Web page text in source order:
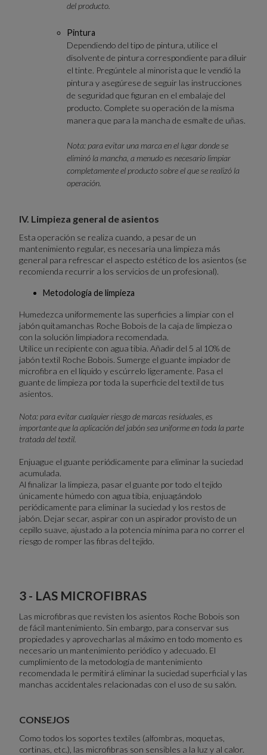
del producto.
Pintura
Dependiendo del tipo de pintura, utilice el
disolvente de pintura correspondiente para diluir
el tinte. Pregúntele al minorista que le vendió la
pintura y asegúrese de seguir las instrucciones
de seguridad que figuran en el embalaje del
producto. Complete su operación de la misma
manera que para la mancha de esmalte de uñas.
Nota: para evitar una marca en el lugar donde se
eliminó la mancha, a menudo es necesario limpiar
completamente el producto sobre el que se realizó la
operación.
IV. Limpieza general de asientos
Esta operación se realiza cuando, a pesar de un
mantenimiento regular, es necesaria una limpieza más
general para refrescar el aspecto estético de los asientos (se
recomienda recurrir a los servicios de un profesional).
Metodología de limpieza
Humedezca uniformemente las superficies a limpiar con el
jabón quitamanchas Roche Bobois de la caja de limpieza o
con la solución limpiadora recomendada.
Utilice un recipiente con agua tibia. Añadir del 5 al 10% de
jabón textil Roche Bobois. Sumerge el guante impiador de
microfibra en el líquido y escúrrelo ligeramente. Pasa el
guante de limpieza por toda la superficie del textil de tus
asientos.
Nota: para evitar cualquier riesgo de marcas residuales, es
importante que la aplicación del jabón sea uniforme en toda la parte
tratada del textil.
Enjuague el guante periódicamente para eliminar la suciedad
acumulada.
Al finalizar la limpieza, pasar el guante por todo el tejido
únicamente húmedo con agua tibia, enjuagándolo
periódicamente para eliminar la suciedad y los restos de
jabón. Dejar secar, aspirar con un aspirador provisto de un
cepillo suave, ajustado a la potencia mínima para no correr el
riesgo de romper las fibras del tejido.
3 - LAS MICROFIBRAS
Las microfibras que revisten los asientos Roche Bobois son
de fácil mantenimiento. Sin embargo, para conservar sus
propiedades y aprovecharlas al máximo en todo momento es
necesario un mantenimiento periódico y adecuado. El
cumplimiento de la metodología de mantenimiento
recomendada le permitirá eliminar la suciedad superficial y las
manchas accidentales relacionadas con el uso de su salón.
CONSEJOS
Como todos los soportes textiles (alfombras, moquetas,
cortinas, etc.), las microfibras son sensibles a la luz y al calor.